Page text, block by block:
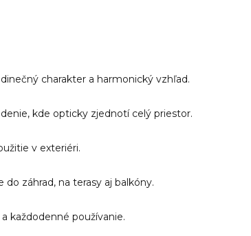
charakter a harmonický vzhľad.
kde opticky zjednotí celý priestor.
v exteriéri.
záhrad, na terasy aj balkóny.
každodenné používanie.